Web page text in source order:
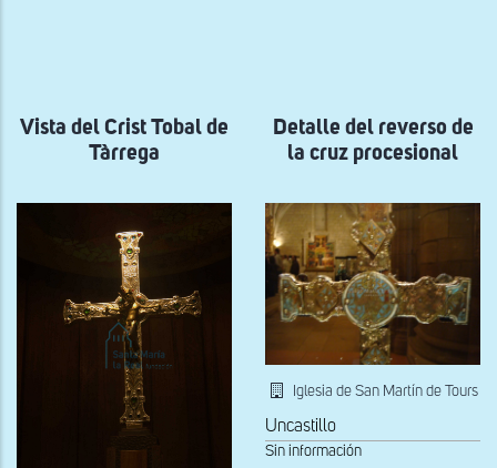
navegación
Vista del Crist Tobal de
Tàrrega
Detalle del reverso de
la cruz procesional
Iglesia de San Martín de Tours
Uncastillo
Sin información